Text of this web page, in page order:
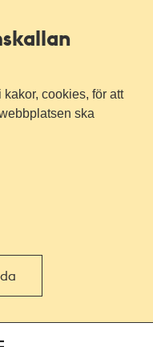
cookies, för att
ska